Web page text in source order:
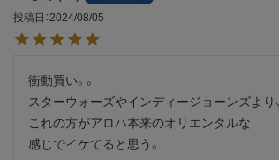
投稿日 2024/08/05
衝動買い。。
スターウォーズやインディージョーンズより、
これの方がアロハ本来のオリエンタルな
感じでイケてると思う。